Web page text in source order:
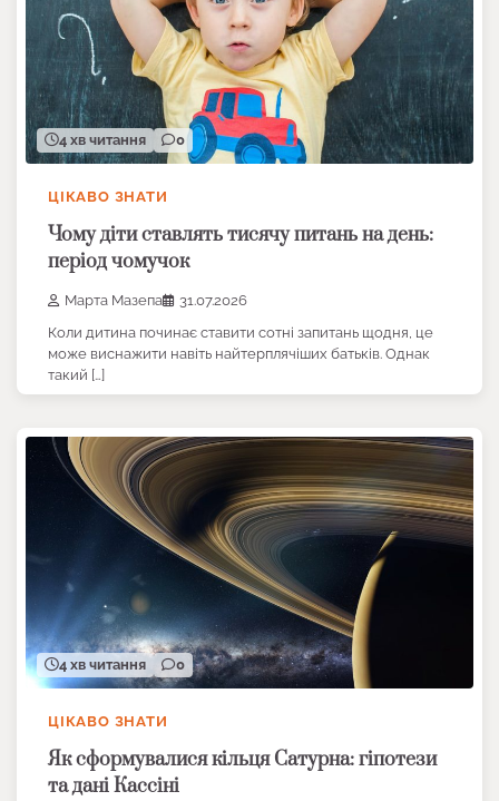
4 хв читання 0
ЦІКАВО ЗНАТИ
Чому діти ставлять тисячу питань на день:
період чомучок
Марта Мазепа
31.07.2026
Коли дитина починає ставити сотні запитань щодня, це
може виснажити навіть найтерплячіших батьків. Однак
такий […]
4 хв читання 0
ЦІКАВО ЗНАТИ
Як сформувалися кільця Сатурна: гіпотези
та дані Кассіні